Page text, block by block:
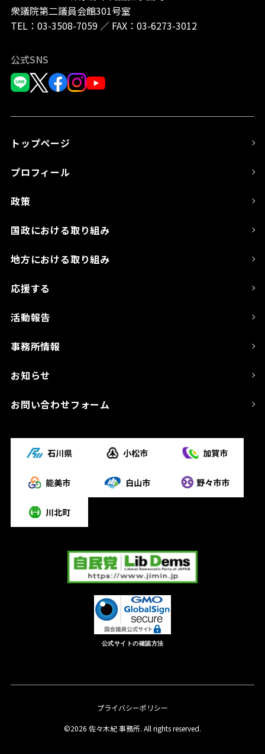
衆議院第二議員会館301号室
TEL： 03-3508-7059／ FAX：03-6273-3012
公式SNS
トップページ
プロフィール
政策
国政における取り組み
地方における取り組み
応援する
活動報告
事務所情報
お知らせ
お問い合わせフォーム
公式サイトの確認方法
プライバシーポリシー
©2026 佐々木紀 事務所. All rights reserved.